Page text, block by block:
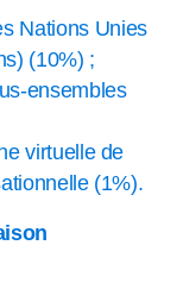
Nations Unies
(10%) ;
ensembles
virtuelle de
(1%).